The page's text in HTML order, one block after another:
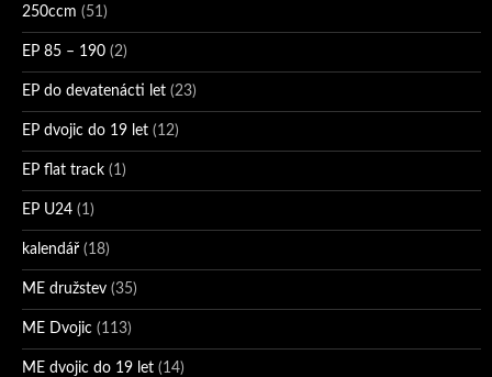
250ccm (51)
EP 85 – 190 (2)
EP do devatenácti let (23)
EP dvojic do 19 let (12)
EP flat track (1)
EP U24 (1)
kalendář (18)
ME družstev (35)
ME Dvojic (113)
ME dvojic do 19 let (14)